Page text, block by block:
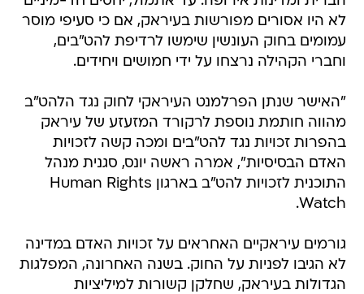
לא היו אסורים מפורשות בעיראק, אם כי סעיפי מוסר
עמומים בחוק העונשין שימשו לרדיפת להט"בים,
וחברי הקהילה נרצחו על ידי חמושים ויחידים.
"האישר שנתן הפרלמנט העיראקי לחוק נגד הלהט"ב
מהווה חותמת נוספת לרקורד המזעזע של עיראק
בהפרות זכויות נגד להט"בים ומכה קשה לזכויות
האדם הבסיסיות", אמרה ראשה יונס, סגנית מנהל
התוכנית לזכויות להט"ב בארגון Human Rights
Watch.
גורמים עיראקיים האחראים על זכויות האדם במדינה
לא הגיבו לפניות על החוק. בשנה האחרונה, המפלגות
הגדולות בעיראק, שחלקן קשורות למיליציות